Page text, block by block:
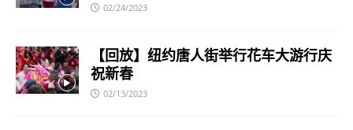
02/24/2023
【回放】纽约唐人街举行花车大游行庆
祝新春
02/13/2023